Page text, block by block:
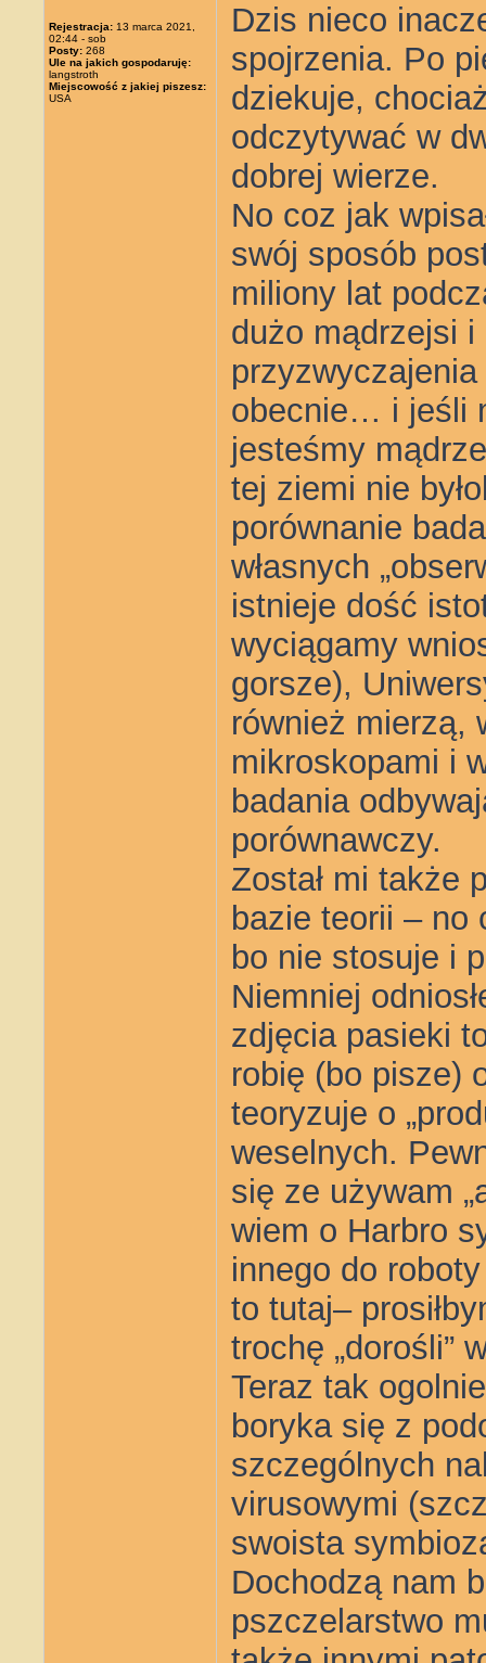
Rejestracja: 13 marca 2021,
02:44 - sob
Posty: 268
Ule na jakich gospodaruję:
langstroth
Miejscowość z jakiej piszesz:
USA
Dzis nieco
spojrzenia. Po
dziekuje,
odczytywać w
dobrej wierze.
No coz jak
swój sposób
miliony lat
dużo mądrzejsi
obecnie… i jeśli
jesteśmy
tej ziemi nie
porównanie
własnych
istnieje dość
wyciągamy
gorsze),
również mierzą,
mikroskopami i
badania
porównawczy.
Został mi także
bazie teorii – no
bo nie stosuje i
Niemniej
zdjęcia pasieki
robię (bo pisze)
teoryzuje o
weselnych.
się ze używam
wiem o Harbro
innego do
to tutaj–
trochę „dorośli”
Teraz tak
boryka się z
szczególnych
virusowymi
swoista
Dochodzą nam
pszczelarstwo